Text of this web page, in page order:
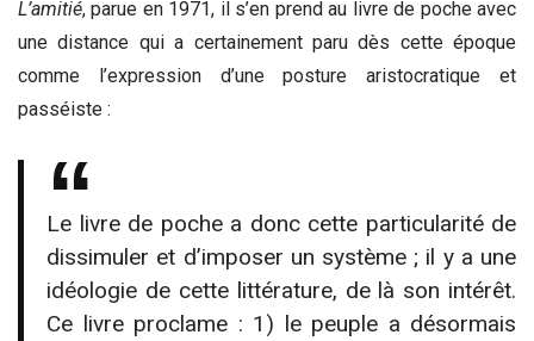
L’amitié, parue en 1971, il s’en prend au livre de poche avec
une distance qui a certainement paru dès cette époque
comme l’expression d’une posture aristocratique et
passéiste :
Le livre de poche a donc cette particularité de
dissimuler et d’imposer un système ; il y a une
idéologie de cette littérature, de là son intérêt.
Ce livre proclame : 1) le peuple a désormais